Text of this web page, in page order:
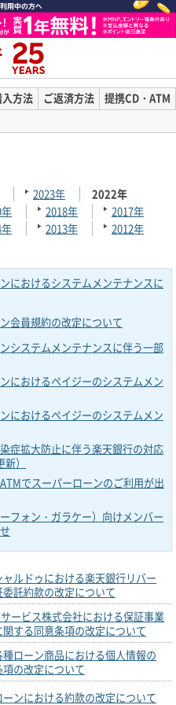
入方法 ご返済方法
提携CD・ATM
2023年
2022年
2018年
2017年
2013年
2012年
におけるシステムメンテナンスに
会員規約の改定について
システムメンテナンスに伴う一部
におけるペイジーのシステムメン
におけるペイジーのシステムメン
症拡大防止に伴う楽天銀行の対応
）
でスーパーローンのご利用が出
フォン・ガラケー）向けメンバー
ルドゥにおける楽天銀行リバー
託約款の改定について
ービス株式会社における保証事業
する同意条項の改定について
ローン商品における個人情報の
の改定について
ンにおける約款の改定について